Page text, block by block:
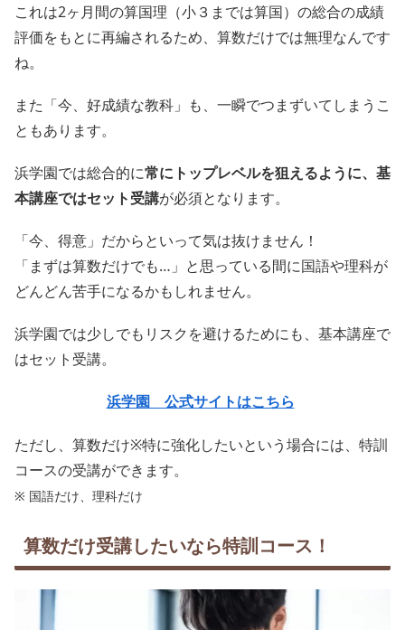
これは2ヶ月間の算国理（小３までは算国）の総合の成績
評価をもとに再編されるため、算数だけでは無理なんです
ね。
また「今、好成績な教科」も、一瞬でつまずいてしまうこ
ともあります。
浜学園では総合的に常にトップレベルを狙えるように、基
本講座ではセット受講が必須となります。
「今、得意」だからといって気は抜けません！
「まずは算数だけでも…」と思っている間に国語や理科が
どんどん苦手になるかもしれません。
浜学園では少しでもリスクを避けるためにも、基本講座で
はセット受講。
浜学園 公式サイトはこちら
ただし、算数だけ※特に強化したいという場合には、特訓
コースの受講ができます。
※ 国語だけ、理科だけ
算数だけ受講したいなら特訓コース！